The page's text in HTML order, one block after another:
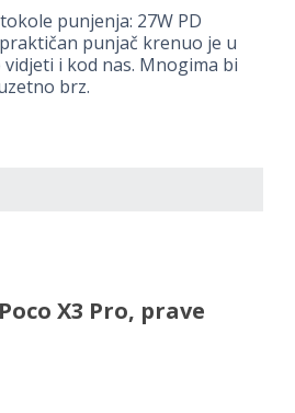
punjenja: 27W PD
punjač krenuo je u
i kod nas. Mnogima bi
brz.
X3 Pro, prave